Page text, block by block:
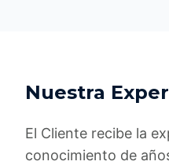
Nuestra
El Cliente recibe la
conocimiento de